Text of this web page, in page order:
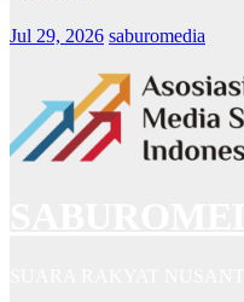
Jul 29, 2026 saburomedia